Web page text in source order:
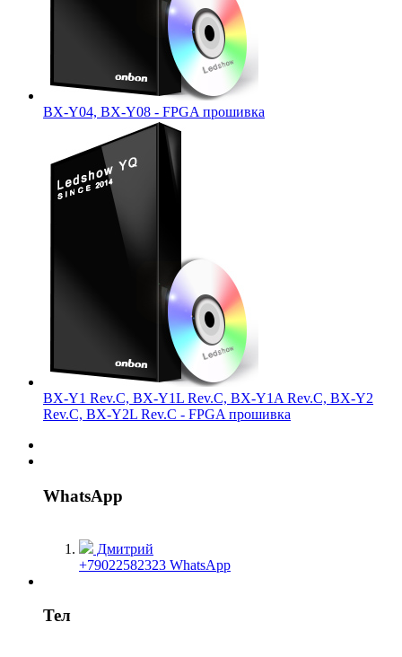
BX-Y04, BX-Y08 - FPGA прошивка
BX-Y1 Rev.C, BX-Y1L Rev.C, BX-Y1A Rev.C, BX-Y2
Rev.C, BX-Y2L Rev.C - FPGA прошивка
WhatsApp
Дмитрий
+79022582323 WhatsApp
Тел